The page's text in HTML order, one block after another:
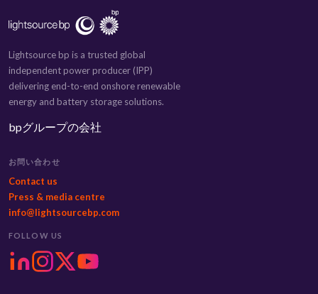
Lightsource bp is a trusted global
independent power producer (IPP)
delivering end-to-end onshore renewable
energy and battery storage solutions.
bpグループの会社
お問い合わせ
Contact us
Press & media centre
info@lightsourcebp.com
FOLLOW US